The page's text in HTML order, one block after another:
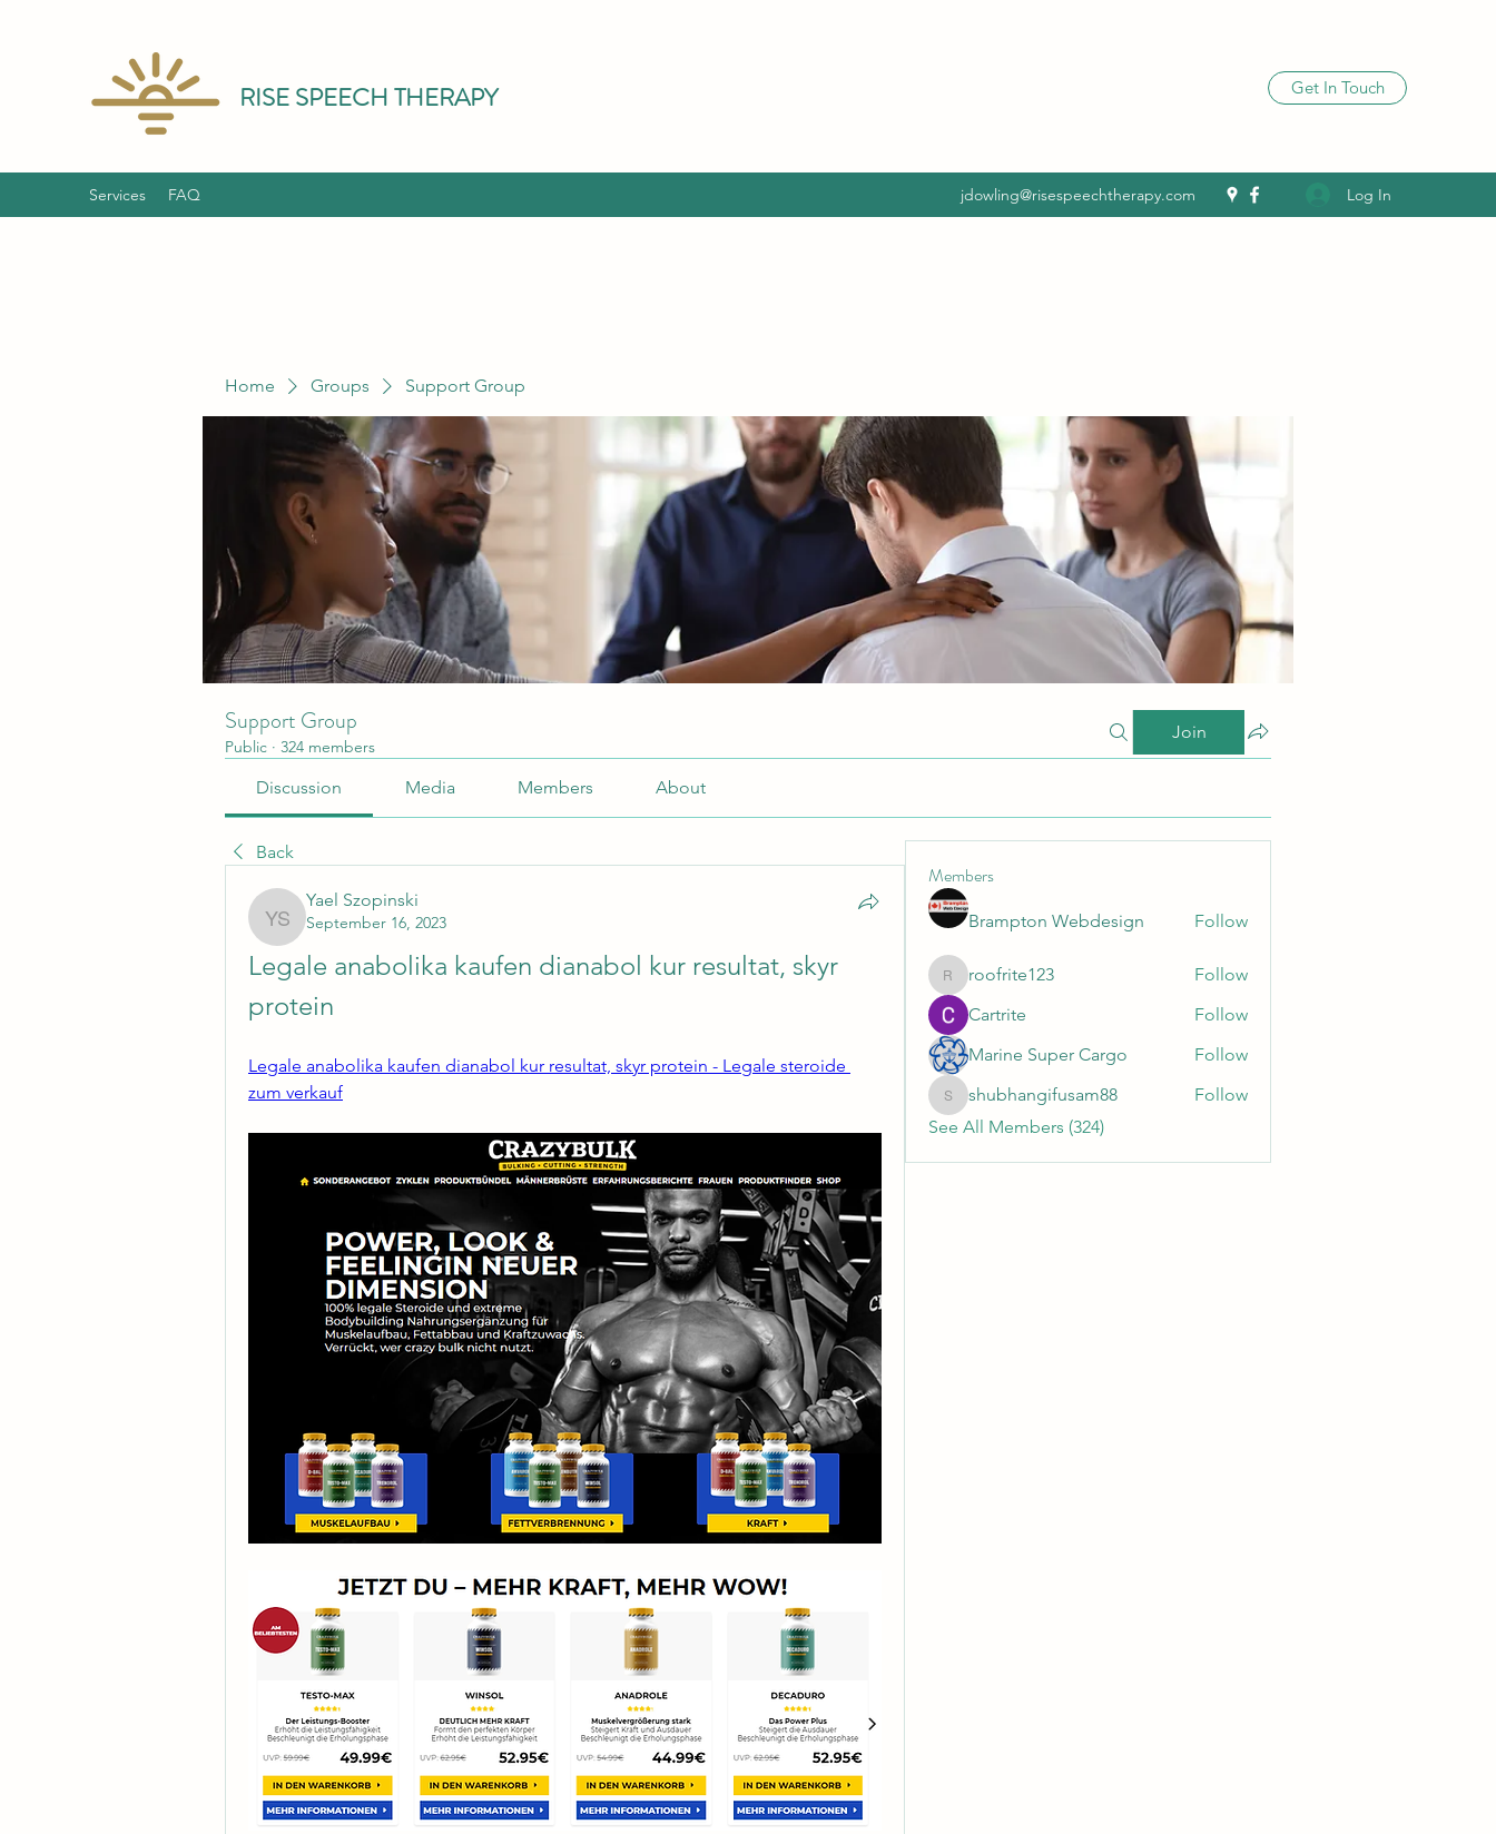
RISE SPEECH THERAPY Get In Touch
Services FAQ jdowling@risespeechtherapy.com Log In
Home Groups Support Group
Support Group
Public · 324 members
Join
Discussion Media Members About
Back
Yael Szopinski
Yael Szopinski
September 16, 2023
Legale anabolika kaufen dianabol kur resultat, skyr
protein
Legale anabolika kaufen dianabol kur resultat, skyr protein - Legale steroide
zum verkauf
Members
Brampton Webdesign Follow
roofrite123
roofrite123
Follow
Cartrite
Follow
Marine Super Cargo
Follow
shubhangifusam88
shubhangifusam88
Follow
See All Members (324)